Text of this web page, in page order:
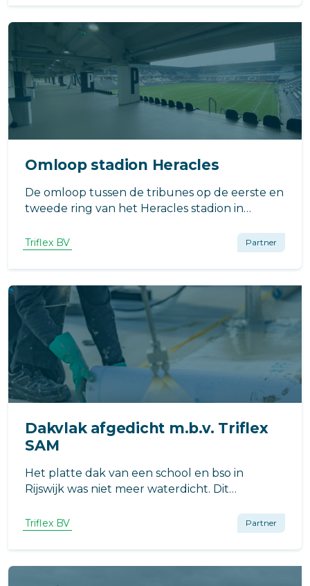
Omloop stadion Heracles
De omloop tussen de tribunes op de eerste en
tweede ring van het Heracles stadion in
niet voldoende antislip en was er op diverse
plekken sprake van onthechting en lekkage.
Triflex bood de oplossing!
Triflex BV Partner
Dakvlak afgedicht m.b.v. Triflex
SAM
Het platte dak van een school en bso in
Rijswijk was niet meer waterdicht. Dit
producten van Triflex boden de oplossing en
bij het aanbrengen hiervan kon onze nieuwste
innovatie Triflex SAM worden gebruikt.
Triflex BV Partner